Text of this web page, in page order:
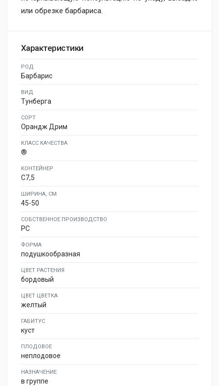
или обрезке барбариса.
Характеристики
РОД
Барбарис
ВИД
Тунберга
СОРТ
Орандж Дрим
КЛАСС КАЧЕСТВА
®
КОНТЕЙНЕР
C7,5
ШИРИНА, СМ
45-50
СОБСТВЕННОЕ ПРОИЗВОДСТВО
PC
ФОРМА
подушкообразная
ЦВЕТ РАСТЕНИЯ
бордовый
ЦВЕТ ЦВЕТКА
желтый
ГАБИТУС
куст
ПЛОДОВОЕ
неплодовое
НАЗНАЧЕНИЕ
в группе